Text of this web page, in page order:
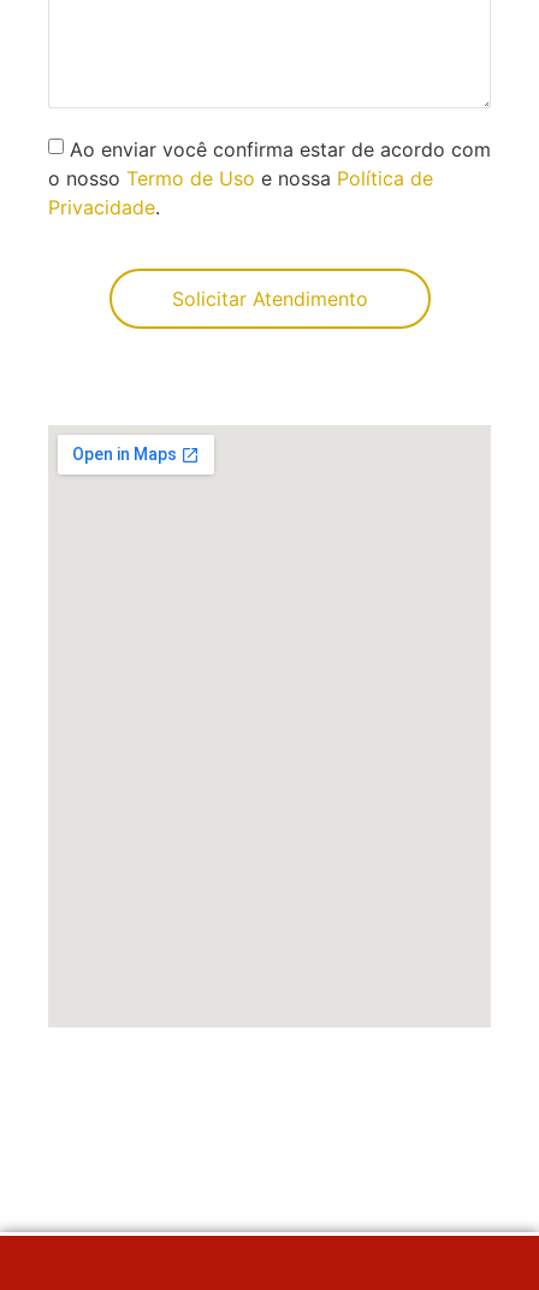
Ao enviar você confirma estar de acordo com
o nosso Termo de Uso e nossa Política de
Privacidade.
Solicitar Atendimento